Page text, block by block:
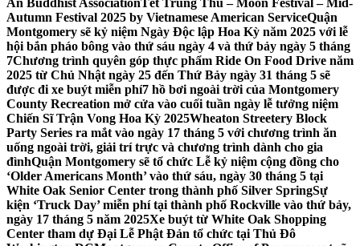
An Buddhist AssociationTết Trung Thu – Moon Festival – Mid-
Autumn Festival 2025 by Vietnamese American ServiceQuận
Montgomery sẽ kỷ niệm Ngày Độc lập Hoa Kỳ năm 2025 với lễ
hội bắn pháo bông vào thứ sáu ngày 4 và thứ bảy ngày 5 tháng
7Chương trình quyên góp thực phẩm Ride On Food Drive năm
2025 từ Chủ Nhật ngày 25 đến Thứ Bảy ngày 31 tháng 5 sẽ
được đi xe buýt miễn phí7 hồ bơi ngoài trời của Montgomery
County Recreation mở cửa vào cuối tuần ngày lễ tưởng niệm
Chiến Sĩ Trận Vong Hoa Kỳ 2025Wheaton Streetery Block
Party Series ra mắt vào ngày 17 tháng 5 với chương trình ăn
uống ngoài trời, giải trí trực và chương trình dành cho gia
đìnhQuận Montgomery sẽ tổ chức Lễ kỷ niệm cộng đồng cho
‘Older Americans Month’ vào thứ sáu, ngày 30 tháng 5 tại
White Oak Senior Center trong thành phố Silver SpringSự
kiện ‘Truck Day’ miễn phí tại thành phố Rockville vào thứ bảy,
ngày 17 tháng 5 năm 2025Xe buýt từ White Oak Shopping
Center tham dự Đại Lễ Phật Đản tổ chức tại Thủ Đô